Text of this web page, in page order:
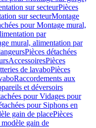
sur secteurPièces
sur secteurMontage
pour Montage mural,
par
mural, alimentation par
Pièces détachées
AccessoiresPièces
de lavaboPièces
Raccordements aux
et déversoirs
pour Vidages pour
pour Siphons en
gain de placePièces
gain de